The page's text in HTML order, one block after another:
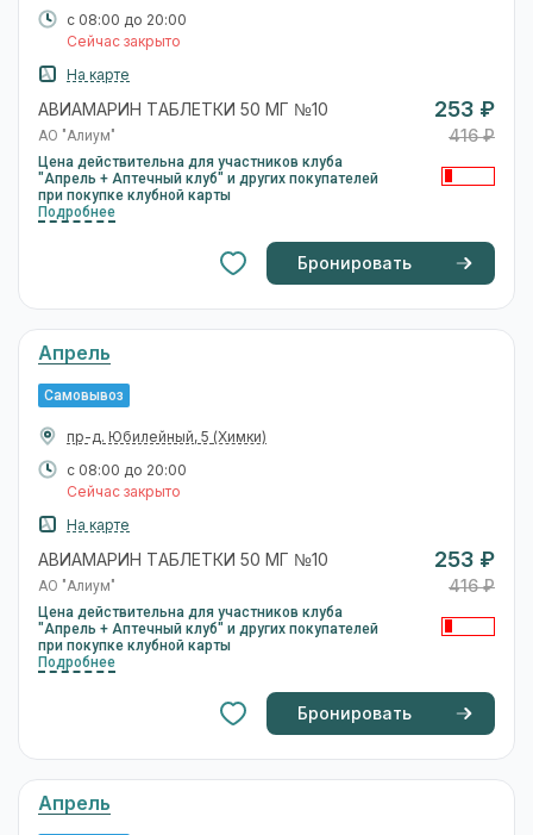
с 08:00 до 20:00
Сейчас закрыто
На карте
АВИАМАРИН ТАБЛЕТКИ 50 МГ №10
АО "Алиум"
Цена действительна для участников клуба
"Апрель + Аптечный клуб" и других покупателей
при покупке клубной карты
Подробнее
253 ₽
416 ₽
Бронировать
Апрель
Самовывоз
пр-д. Юбилейный, 5 (Химки)
с 08:00 до 20:00
Сейчас закрыто
На карте
АВИАМАРИН ТАБЛЕТКИ 50 МГ №10
АО "Алиум"
Цена действительна для участников клуба
"Апрель + Аптечный клуб" и других покупателей
при покупке клубной карты
Подробнее
253 ₽
416 ₽
Бронировать
Апрель